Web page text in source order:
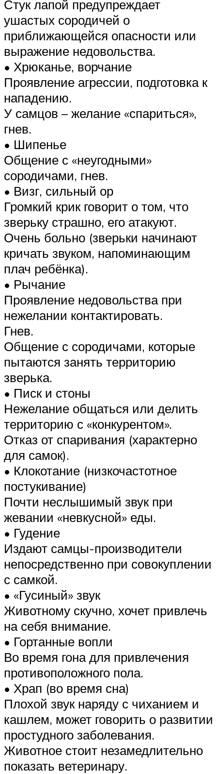
Стук лапой предупреждает
ушастых сородичей о
приближающейся опасности или
выражение недовольства.
• Хрюканье, ворчание
Проявление агрессии, подготовка к
нападению.
У самцов – желание «спариться»,
гнев.
• Шипенье
Общение с «неугодными»
сородичами, гнев.
• Визг, сильный ор
Громкий крик говорит о том, что
зверьку страшно, его атакуют.
Очень больно (зверьки начинают
кричать звуком, напоминающим
плач ребёнка).
• Рычание
Проявление недовольства при
нежелании контактировать.
Гнев.
Общение с сородичами, которые
пытаются занять территорию
зверька.
• Писк и стоны
Нежелание общаться или делить
территорию с «конкурентом».
Отказ от спаривания (характерно
для самок).
• Клокотание (низкочастотное
постукивание)
Почти неслышимый звук при
жевании «невкусной» еды.
• Гудение
Издают самцы-производители
непосредственно при совокуплении
с самкой.
• «Гусиный» звук
Животному скучно, хочет привлечь
на себя внимание.
• Гортанные вопли
Во время гона для привлечения
противоположного пола.
• Храп (во время сна)
Плохой звук наряду с чиханием и
кашлем, может говорить о развитии
простудного заболевания.
Животное стоит незамедлительно
показать ветеринару.